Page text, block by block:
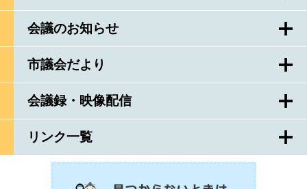
会議のお知らせ
市議会だより
会議録・映像配信
リンク一覧